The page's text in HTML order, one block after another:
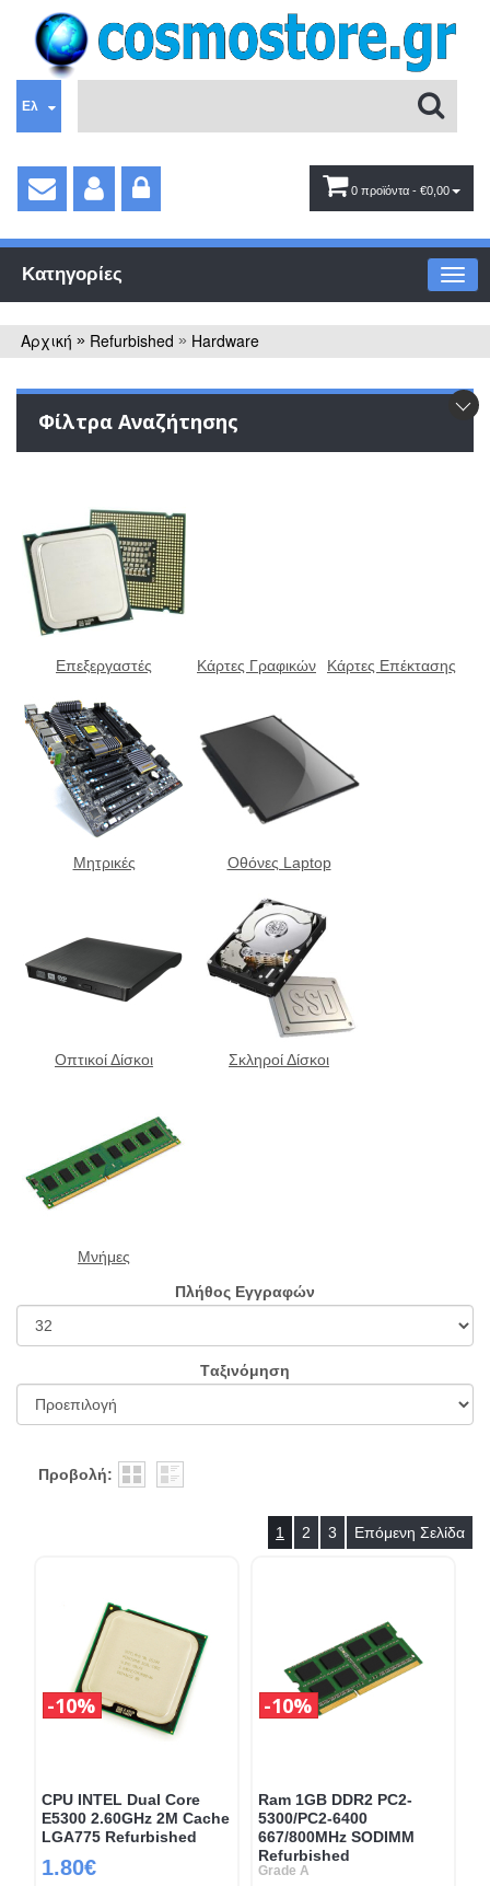
Ελ
0 προϊόντα - €0,00
Κατηγορίες
Αρχική » Refurbished » Hardware
Φίλτρα Αναζήτησης
Eπεξεργαστές Κάρτες Γραφικών Κάρτες Επέκτασης
Μητρικές Οθόνες Laptop
Οπτικοί Δίσκοι Σκληροί Δίσκοι
Μνήμες
Πλήθος Εγγραφών
Tαξινόμηση
Προβολή:
1 2 3 Επόμενη Σελίδα
CPU INTEL Dual Core
E5300 2.60GHz 2M Cache
LGA775 Refurbished
1.80€
10%
Ram 1GB DDR2 PC2-
5300/PC2-6400
667/800MHz SODIMM
Refurbished
Grade A
10%